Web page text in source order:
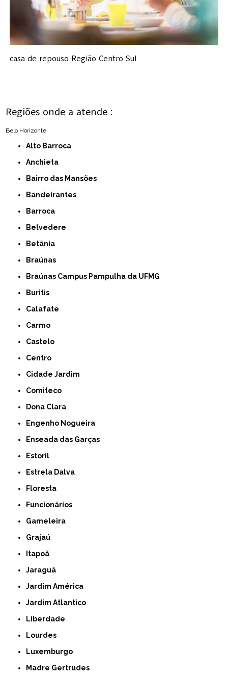
casa de repouso Região Centro Sul
Regiões onde a atende :
Belo Horizonte
Alto Barroca
Anchieta
Bairro das Mansões
Bandeirantes
Barroca
Belvedere
Betânia
Braúnas
Braúnas Campus Pampulha da UFMG
Buritis
Calafate
Carmo
Castelo
Centro
Cidade Jardim
Comiteco
Dona Clara
Engenho Nogueira
Enseada das Garças
Estoril
Estrela Dalva
Floresta
Funcionários
Gameleira
Grajaú
Itapoã
Jaraguá
Jardim América
Jardim Atlantico
Liberdade
Lourdes
Luxemburgo
Madre Gertrudes